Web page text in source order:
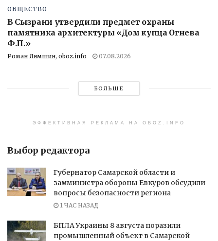
ОБЩЕСТВО
В Сызрани утвердили предмет охраны
памятника архитектуры «Дом купца Огнева
Ф.П.»
Роман Лямшин, oboz.info 07.08.2026
БОЛЬШЕ
ЭФФЕКТИВНАЯ РЕКЛАМА НА OBOZ.INFO
Выбор редактора
Губернатор Самарской области и
замминистра обороны Евкуров обсудили
вопросы безопасности региона
1 ЧАС НАЗАД
БПЛА Украины 8 августа поразили
промышленный объект в Самарской